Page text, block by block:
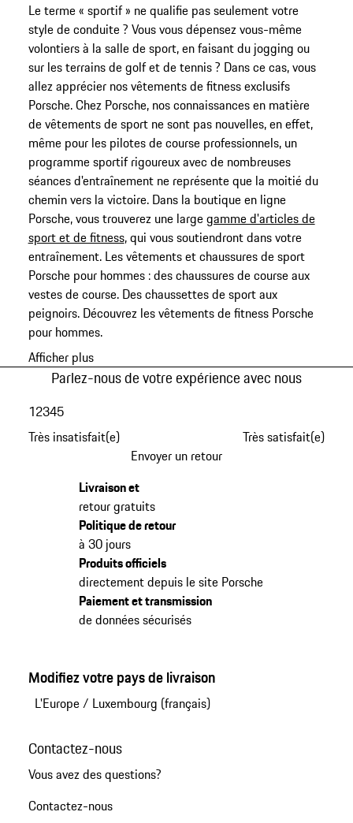
Le terme « sportif » ne qualifie pas seulement votre
style de conduite ? Vous vous dépensez vous-même
volontiers à la salle de sport, en faisant du jogging ou
sur les terrains de golf et de tennis ? Dans ce cas, vous
allez apprécier nos vêtements de fitness exclusifs
Porsche. Chez Porsche, nos connaissances en matière
de vêtements de sport ne sont pas nouvelles, en effet,
même pour les pilotes de course professionnels, un
programme sportif rigoureux avec de nombreuses
séances d'entraînement ne représente que la moitié du
chemin vers la victoire. Dans la boutique en ligne
Porsche, vous trouverez une largegamme d'articles de
sport et de fitness, qui vous soutiendront dans votre
entraînement. Les vêtements et chaussures de sport
Porsche pour hommes : des chaussures de course aux
vestes de course. Des chaussettes de sport aux
peignoirs. Découvrez les vêtements de fitness Porsche
pour hommes.
Afficher plus
Parlez-nous de votre expérience avec nous
Très insatisfait(e)
12345
Très satisfait(e)
Envoyer un retour
Livraison et
retour gratuits
Politique de retour
à 30 jours
Produits officiels
directement depuis le site Porsche
Paiement et transmission
de données sécurisés
Modifiez votre pays de livraison
L'Europe/ Luxembourg (français)
Contactez-nous
Vous avez des questions?
Contactez-nous